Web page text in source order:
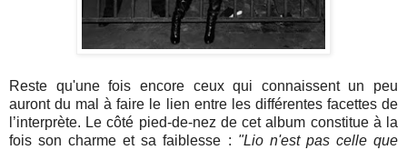
Reste qu'une fois encore ceux qui connaissent un peu
auront du mal à faire le lien entre les différentes facettes de
l’interprète. Le côté pied-de-nez de cet album constitue à la
fois son charme et sa faiblesse : "Lio n'est pas celle que